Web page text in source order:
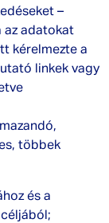
–
az adatokat
kérelmezte a
linkek vagy
többek
és a